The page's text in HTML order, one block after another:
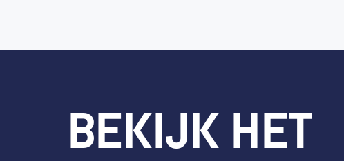
BEKIJK HET